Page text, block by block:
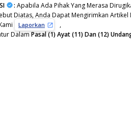
: Apabila Ada Pihak Yang Merasa
Diatas, Anda Dapat Mengirimkan
Laporkan
,
DalamPasal (1) Ayat (11) Dan (12)